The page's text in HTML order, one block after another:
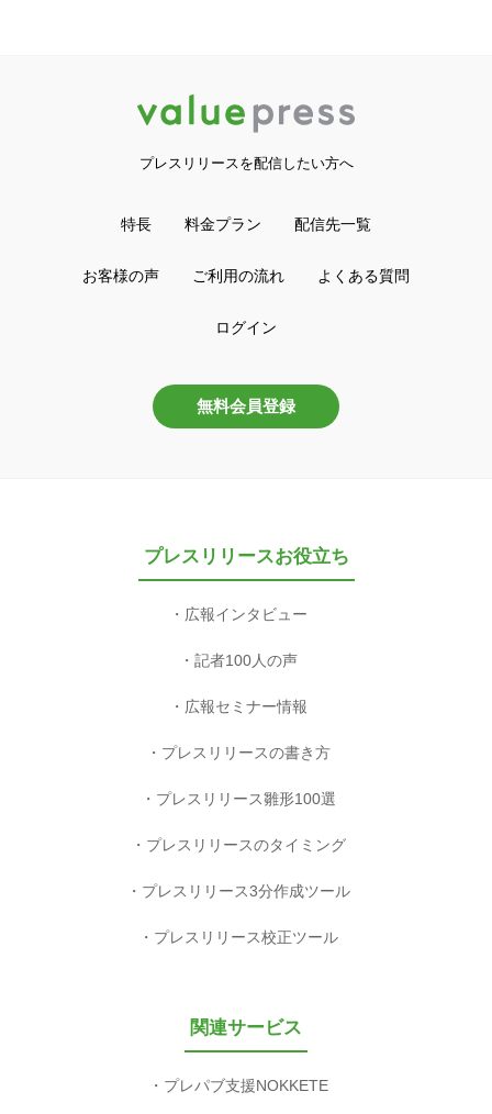
プレスリリースを配信したい方へ
特長 料金プラン 配信先一覧
お客様の声 ご利用の流れ よくある質問
ログイン
無料会員登録
プレスリリースお役立ち
広報インタビュー
記者100人の声
広報セミナー情報
プレスリリースの書き方
プレスリリース雛形100選
プレスリリースのタイミング
プレスリリース3分作成ツール
プレスリリース校正ツール
関連サービス
プレパブ支援NOKKETE